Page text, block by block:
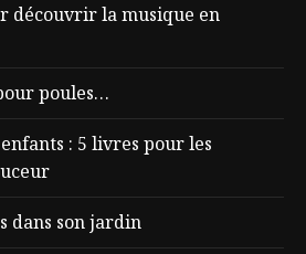
découvrir la musique en
poules…
: 5 livres pour les
dans son jardin